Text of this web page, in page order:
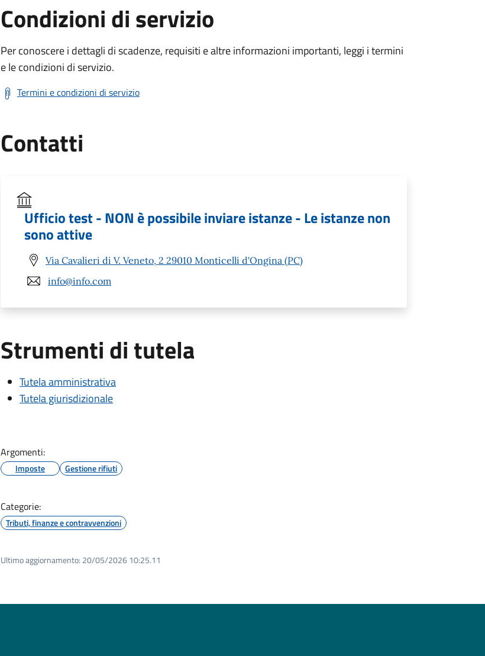
Condizioni di servizio
Per conoscere i dettagli di scadenze, requisiti e altre informazioni importanti, leggi i termini
e le condizioni di servizio.
Termini e condizioni di servizio
Contatti
Ufficio test - NON è possibile inviare istanze - Le istanze non
sono attive
Via Cavalieri di V. Veneto, 2 29010 Monticelli d'Ongina (PC)
info@info.com
Strumenti di tutela
Tutela amministrativa
Tutela giurisdizionale
Argomenti:
Imposte Gestione rifiuti
Categorie:
Tributi, finanze e contravvenzioni
Ultimo aggiornamento: 20/05/2026 10:25.11